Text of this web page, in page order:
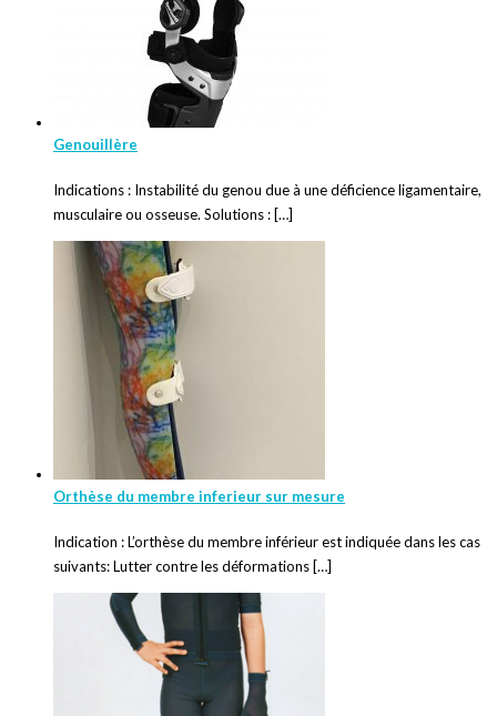
Genouillère
Indications : Instabilité du genou due à une déficience ligamentaire,
musculaire ou osseuse. Solutions : […]
Orthèse du membre inferieur sur mesure
Indication : L’orthèse du membre inférieur est indiquée dans les cas
suivants: Lutter contre les déformations […]